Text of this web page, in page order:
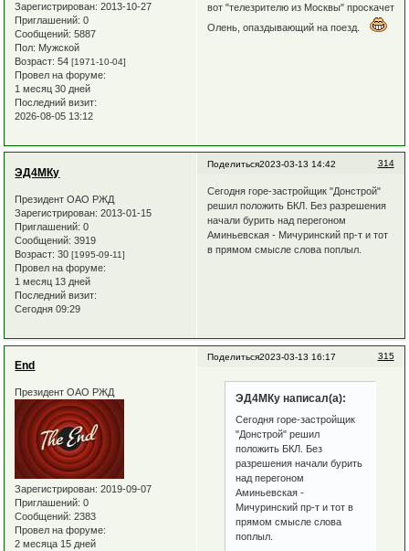
Зарегистрирован: 2013-10-27
Приглашений: 0
Сообщений: 5887
Пол: Мужской
Возраст: 54[1971-10-04]
Провел на форуме:
1 месяц 30 дней
Последний визит:
2026-08-05 13:12
вот "телезрителю из Москвы" проскачет
Олень, опаздывающий на поезд.
Поделиться 314
2023-03-13 14:42
ЭД4МКу
Президент ОАО РЖД
Зарегистрирован: 2013-01-15
Приглашений: 0
Сообщений: 3919
Возраст: 30[1995-09-11]
Провел на форуме:
1 месяц 13 дней
Последний визит:
Сегодня 09:29
Сегодня горе-застройщик "Донстрой"
решил положить БКЛ. Без разрешения
начали бурить над перегоном
Аминьевская - Мичуринский пр-т и тот
в прямом смысле слова поплыл.
Поделиться 315
2023-03-13 16:17
End
Президент ОАО РЖД
Зарегистрирован: 2019-09-07
Приглашений: 0
Сообщений: 2383
Провел на форуме:
2 месяца 15 дней
ЭД4МКу написал(а):
Сегодня горе-застройщик
"Донстрой" решил
положить БКЛ. Без
разрешения начали бурить
над перегоном
Аминьевская -
Мичуринский пр-т и тот в
прямом смысле слова
поплыл.